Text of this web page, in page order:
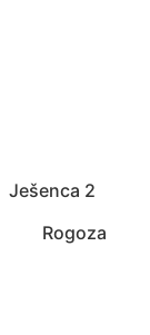
Ješenca 2
Rogoza